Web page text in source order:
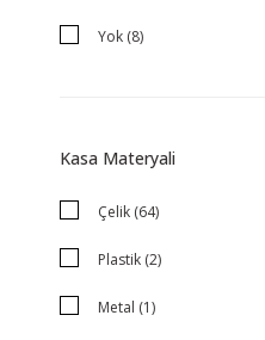
Yok (8)
Kasa Materyali
Çelik (64)
Plastik (2)
Metal (1)